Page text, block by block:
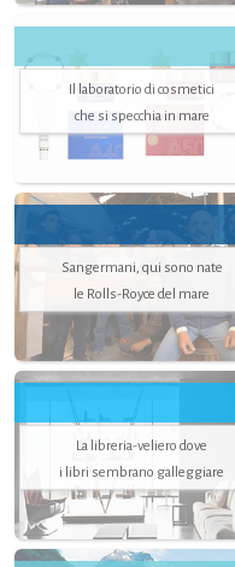
Il laboratorio di cosmetici
che si specchia in mare
Sangermani, qui sono nate
le Rolls-Royce del mare
La libreria-veliero dove
i libri sembrano galleggiare